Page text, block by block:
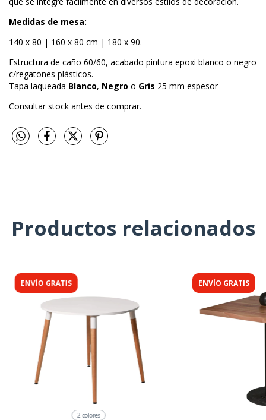
Medidas de mesa:
140 x 80 | 160 x 80 cm | 180 x 90.
Estructura de caño 60/60, acabado pintura epoxi blanco o negro
c/regatones plásticos.
Tapa laqueada Blanco, Negro o Gris 25 mm espesor
Consultar stock antes de comprar.
Productos relacionados
ENVÍO GRATIS
2 colores
ENVÍO GRATIS